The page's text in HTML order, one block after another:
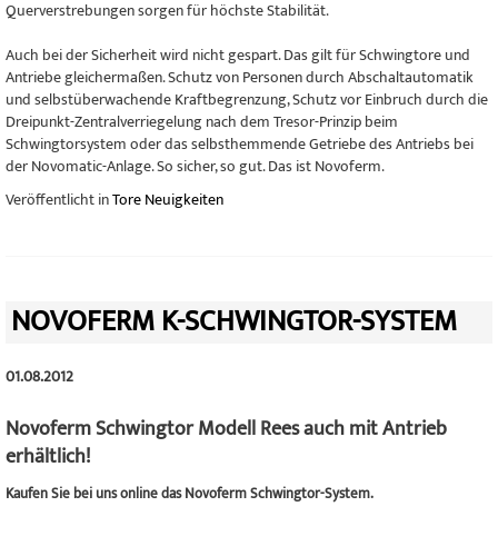
Querverstrebungen sorgen für höchste Stabilität.
Auch bei der Sicherheit wird nicht gespart. Das gilt für Schwingtore und
Antriebe gleichermaßen. Schutz von Personen durch Abschaltautomatik
und selbstüberwachende Kraftbegrenzung, Schutz vor Einbruch durch die
Dreipunkt-Zentralverriegelung nach dem Tresor-Prinzip beim
Schwingtorsystem oder das selbsthemmende Getriebe des Antriebs bei
der Novomatic-Anlage. So sicher, so gut. Das ist Novoferm.
Veröffentlicht inTore Neuigkeiten
NOVOFERM K-SCHWINGTOR-SYSTEM
01.08.2012
Novoferm Schwingtor Modell Rees auch mit Antrieb
erhältlich!
Kaufen Sie bei uns online das Novoferm Schwingtor-System.